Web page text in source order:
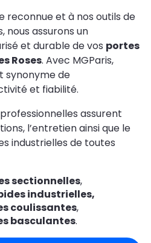
reconnue et à nos outils de
assurons un
et durable de vos portes
Roses. Avec MGParis,
synonyme de
et fiabilité.
assurent
l’entretien ainsi que le
industrielles de toutes
sectionnelles,
industrielles,
coulissantes,
basculantes.